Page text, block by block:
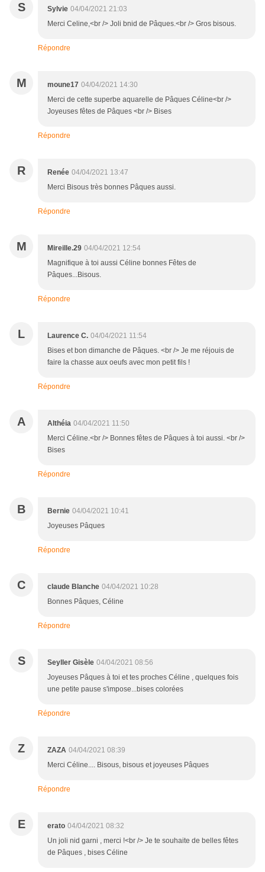
S Sylvie 04/04/2021 21:03
Merci Celine,<br /> Joli bnid de Pâques.<br /> Gros bisous.
Répondre
M moune17 04/04/2021 14:30
Merci de cette superbe aquarelle de Pâques Céline<br />
Joyeuses fêtes de Pâques <br /> Bises
Répondre
R Renée 04/04/2021 13:47
Merci Bisous très bonnes Pâques aussi.
Répondre
M Mireille.29 04/04/2021 12:54
Magnifique à toi aussi Céline bonnes Fêtes de
Pâques...Bisous.
Répondre
L Laurence C. 04/04/2021 11:54
Bises et bon dimanche de Pâques. <br /> Je me réjouis de
faire la chasse aux oeufs avec mon petit fils !
Répondre
A Althéia 04/04/2021 11:50
Merci Céline.<br /> Bonnes fêtes de Pâques à toi aussi. <br />
Bises
Répondre
B Bernie 04/04/2021 10:41
Joyeuses Pâques
Répondre
C claude Blanche 04/04/2021 10:28
Bonnes Pâques, Céline
Répondre
S Seyller Gisèle 04/04/2021 08:56
Joyeuses Pâques à toi et tes proches Céline , quelques fois
une petite pause s'impose...bises colorées
Répondre
Z ZAZA 04/04/2021 08:39
Merci Céline.... Bisous, bisous et joyeuses Pâques
Répondre
E erato 04/04/2021 08:32
Un joli nid garni , merci !<br /> Je te souhaite de belles fêtes
de Pâques , bises Céline